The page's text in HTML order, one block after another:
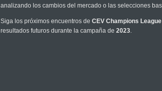
analizando los cambios del mercado o las selecciones
Siga los próximos encuentros de CEV Champions
resultados futuros durante la campaña de 2023.